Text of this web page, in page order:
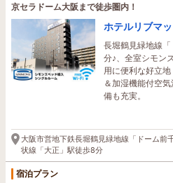
京セラドーム大阪まで徒歩圏内！
ホテルリブマ
長堀鶴見緑地線
分♪、全室シモン
用に便利な好立
＆加湿機能付空
備も充実。
大阪市営地下鉄長堀鶴見緑地線「ドーム前
状線「大正」駅徒歩8分
宿泊プラン